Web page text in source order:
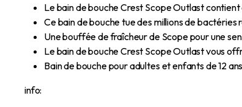
Le bain de bouche Crest Scope Outlast
Ce bain de bouche tue des millions de bactéries
Une bouffée de fraîcheur de Scope pour une
Le bain de bouche Crest Scope Outlast vous
Bain de bouche pour adultes et enfants de 12
info: